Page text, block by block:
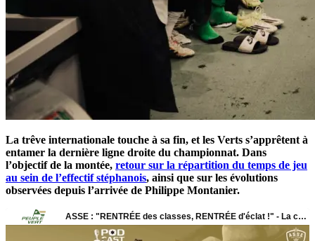
La trêve internationale touche à sa fin, et les Verts s’apprêtent à
entamer la dernière ligne droite du championnat. Dans
l’objectif de la montée, retour sur la répartition du temps de jeu
au sein de l’effectif stéphanois, ainsi que sur les évolutions
observées depuis l’arrivée de Philippe Montanier.